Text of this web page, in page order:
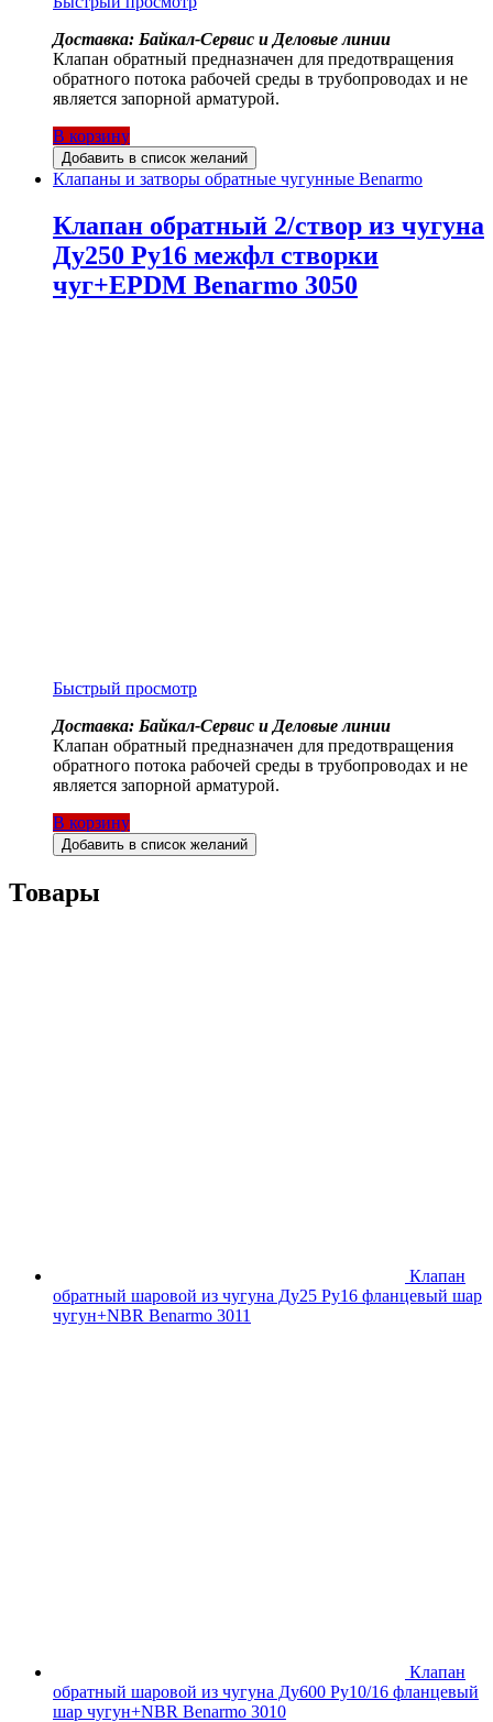
Доставка: Байкал-Сервис и Деловые линии
Клапан обратный предназначен для предотвращения
обратного потока рабочей среды в трубопроводах и не
является запорной арматурой.
В корзину
Добавить в список желаний
Клапаны и затворы обратные чугунные Benarmo
Клапан обратный 2/створ из чугуна
Ду250 Ру16 межфл створки
чуг+EPDM Benarmo 3050
Быстрый просмотр
Доставка: Байкал-Сервис и Деловые линии
Клапан обратный предназначен для предотвращения
обратного потока рабочей среды в трубопроводах и не
является запорной арматурой.
В корзину
Добавить в список желаний
Товары
Клапан
обратный шаровой из чугуна Ду25 Ру16 фланцевый шар
чугун+NBR Benarmo 3011
Клапан
обратный шаровой из чугуна Ду600 Ру10/16 фланцевый
шар чугун+NBR Benarmo 3010